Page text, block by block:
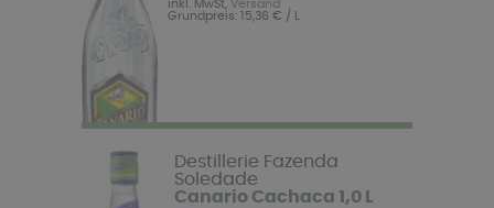
inkl. MwSt, Versand
Grundpreis: 15,36 € / L
Destillerie Fazenda
Soledade
Canario Cachaca 1,0 L